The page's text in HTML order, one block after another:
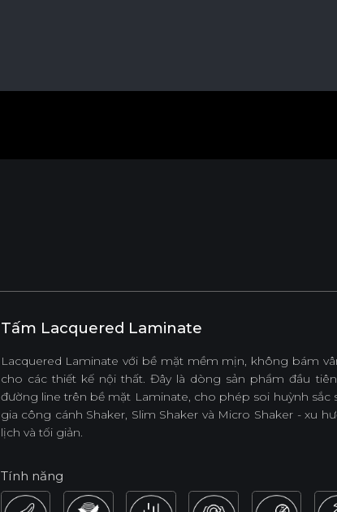
Tấm Lacquered Laminate
Lacquered Laminate với bề mặt mềm mịn, không bám
cho các thiết kế nội thất. Đây là dòng sản phẩm đầu
đường line trên bề mặt Laminate, cho phép soi huỳnh sắc
gia công cánh Shaker, Slim Shaker và Micro Shaker - xu
lịch và tối giản.
Tính năng